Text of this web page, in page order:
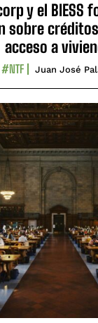
y el BIESS
sobre
acceso a
#NTF Juan José